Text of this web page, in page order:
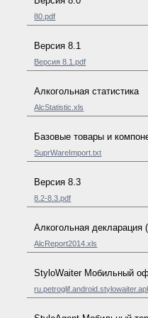
80.pdf
Версия 8.1
Версия 8.1.pdf
Алкогольная статистика
AlcStatistic.xls
Базовые товары и
SuprWareImport.txt
Версия 8.3
8.2-8.3.pdf
Алкогольная
AlcReport2014.xls
StyloWaiter Мобильный